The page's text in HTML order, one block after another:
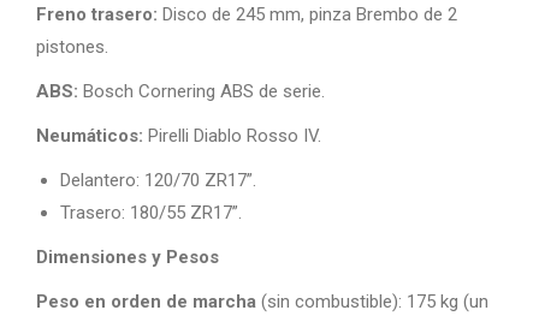
Freno trasero: Disco de 245 mm, pinza Brembo de 2
pistones.
ABS: Bosch Cornering ABS de serie.
Neumáticos: Pirelli Diablo Rosso IV.
Delantero: 120/70 ZR17”.
Trasero: 180/55 ZR17”.
Dimensiones y Pesos
Peso en orden de marcha (sin combustible): 175 kg (un